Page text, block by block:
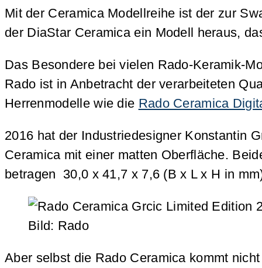
Mit der Ceramica Modellreihe ist der zur
der DiaStar Ceramica ein Modell heraus,
Das Besondere bei vielen Rado-Keramik-
Rado ist in Anbetracht der verarbeiteten
Herrenmodelle wie die Rado Ceramica
2016 hat der Industriedesigner Konstantin
Ceramica mit einer matten Oberfläche.
betragen 30,0 x 41,7 x 7,6 (B x L x H in
Bild: Rado
Aber selbst die Rado Ceramica kommt